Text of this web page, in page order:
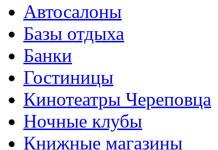
Автосалоны
Базы отдыха
Банки
Гостиницы
Кинотеатры Череповца
Ночные клубы
Книжные магазины